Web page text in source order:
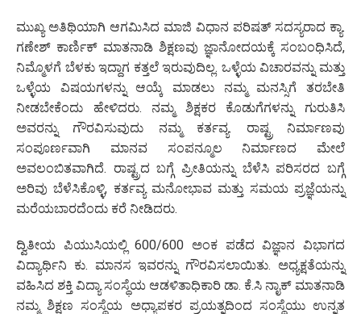
ಮುಖ್ಯ ಅತಿಥಿಯಾಗಿ ಆಗಮಿಸಿದ ಮಾಜಿ ವಿಧಾನ ಪರಿಷತ್ ಸದಸ್ಯರಾದ ಕ್ಯಾ.
ಗಣೇಶ್ ಕಾರ್ಣಿಕ್ ಮಾತನಾಡಿ ಶಿಕ್ಷಣವು ಜ್ಞಾನೋದಯಕ್ಕೆ ಸಂಬಂಧಿಸಿದೆ,
ನಿಮ್ಮೊಳಗೆ ಬೆಳಕು ಇದ್ದಾಗ ಕತ್ತಲೆ ಇರುವುದಿಲ್ಲ. ಒಳ್ಳೆಯ ವಿಚಾರವನ್ನು ಮತ್ತು
ಒಳ್ಳೆಯ ವಿಷಯಗಳನ್ನು ಆಯ್ಕೆ ಮಾಡಲು ನಮ್ಮ ಮನಸ್ಸಿಗೆ ತರಬೇತಿ
ನೀಡಬೇಕೆಂದು ಹೇಳಿದರು. ನಮ್ಮ ಶಿಕ್ಷಕರ ಕೊಡುಗೆಗಳನ್ನು ಗುರುತಿಸಿ
ಅವರನ್ನು ಗೌರವಿಸುವುದು ನಮ್ಮ ಕರ್ತವ್ಯ. ರಾಷ್ಟ್ರ ನಿರ್ಮಾಣವು
ಸಂಪೂರ್ಣವಾಗಿ ಮಾನವ ಸಂಪನ್ಮೂಲ ನಿರ್ಮಾಣದ ಮೇಲೆ
ಅವಲಂಬಿತವಾಗಿದೆ. ರಾಷ್ಟ್ರದ ಬಗ್ಗೆ ಪ್ರೀತಿಯನ್ನು ಬೆಳೆಸಿ ಪರಿಸರದ ಬಗ್ಗೆ
ಅರಿವು ಬೆಳೆಸಿಕೊಳ್ಳಿ, ಕರ್ತವ್ಯ ಮನೋಭಾವ ಮತ್ತು ಸಮಯ ಪ್ರಜ್ಞೆಯನ್ನು
ಮರೆಯಬಾರದೆಂದು ಕರೆ ನೀಡಿದರು.
ದ್ವಿತೀಯ ಪಿಯುಸಿಯಲ್ಲಿ 600/600 ಅಂಕ ಪಡೆದ ವಿಜ್ಞಾನ ವಿಭಾಗದ
ವಿದ್ಯಾರ್ಥಿನಿ ಕು. ಮಾನಸ ಇವರನ್ನು ಗೌರವಿಸಲಾಯಿತು. ಅಧ್ಯಕ್ಷತೆಯನ್ನು
ವಹಿಸಿದ ಶಕ್ತಿ ವಿದ್ಯಾ ಸಂಸ್ಥೆಯ ಆಡಳಿತಾಧಿಕಾರಿ ಡಾ. ಕೆ.ಸಿ ನಾೖಕ್‌ ಮಾತನಾಡಿ
ನಮ್ಮ ಶಿಕ್ಷಣ ಸಂಸ್ಥೆಯ ಅಧ್ಯಾಪಕರ ಪ್ರಯತ್ನದಿಂದ ಸಂಸ್ಥೆಯು ಉನ್ನತ